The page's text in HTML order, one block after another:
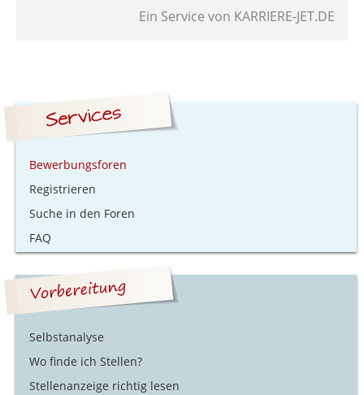
Ein Service von KARRIERE-JET.DE
Bewerbungsforen
Registrieren
Suche in den Foren
FAQ
Selbstanalyse
Wo finde ich Stellen?
Stellenanzeige richtig lesen